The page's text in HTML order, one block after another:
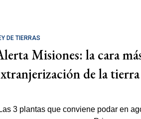
DE TIERRAS
Misiones: la cara
de la tierra